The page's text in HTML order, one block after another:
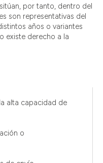
por tanto, dentro del
son representativas del
años o variantes
existe derecho a la
alta capacidad de
o